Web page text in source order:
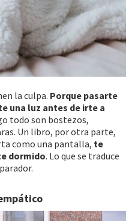
la culpa. Porque pasarte
una luz antes de irte a
todo son bostezos,
Un libro, por otra parte,
como una pantalla, te
dormido. Lo que se traduce